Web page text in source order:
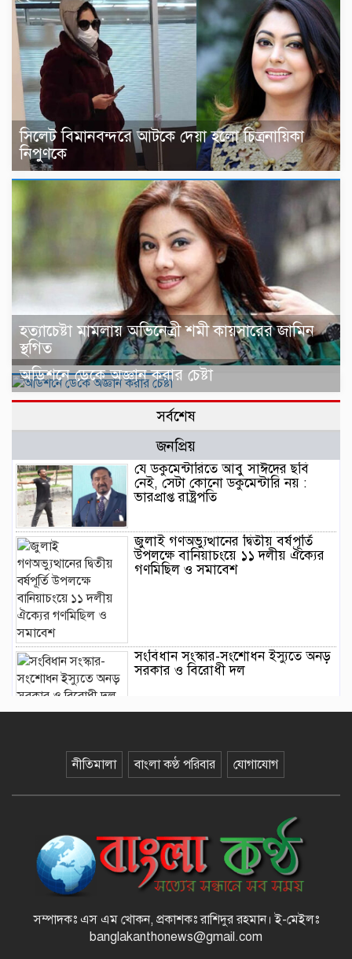
সিলেট বিমানবন্দরে আটকে দেয়া হলো চিত্রনায়িকা
নিপুণকে
হত্যাচেষ্টা মামলায় অভিনেত্রী শমী কায়সারের জামিন
স্থগিত
অডিশনে ডেকে অজ্ঞান করার চেষ্টা
সর্বশেষ
জনপ্রিয়
যে ডকুমেন্টারিতে আবু সাঈদের ছবি
নেই, সেটা কোনো ডকুমেন্টারি নয় :
ভারপ্রাপ্ত রাষ্ট্রপতি
জুলাই গণঅভ্যুত্থানের দ্বিতীয় বর্ষপূর্তি
উপলক্ষে বানিয়াচংয়ে ১১ দলীয় ঐক্যের
গণমিছিল ও সমাবেশ
সংবিধান সংস্কার-সংশোধন ইস্যুতে অনড়
সরকার ও বিরোধী দল
১২ কেজি এলপিজি সিলিন্ডারে দাম কমল
৩৫৭ টাকা
মাজারের দান ব্যবস্থাপনায় স্বচ্ছতা
আনতে প্রশাসনের তদারকি, ভক্তদের
মাঝে স্বস্তি
বেনজীরকে দ্রুত দেশে ফেরানোর প্রক্রিয়া
চলছে : স্বরাষ্ট্রমন্ত্রী
নীতিমালা বাংলা কণ্ঠ পরিবার যোগাযোগ
সম্পাদকঃ এস এম খোকন, প্রকাশকঃ রাশিদুর রহমান। ই-মেইলঃ
banglakanthonews@gmail.com